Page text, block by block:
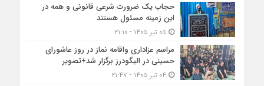
حجاب یک ضرورت شرعی قانونی و همه در
این زمینه مسئول هستند
۰۵ تیر ۱۴۰۵ - ۲۱:۱۰
مراسم عزاداری واقامه نماز در روز عاشورای
حسینی در الیگودرز برگزار شد+تصویر